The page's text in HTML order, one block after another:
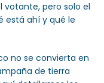
votante, pero solo el
está ahí y qué le
no se convierta en
de tierra